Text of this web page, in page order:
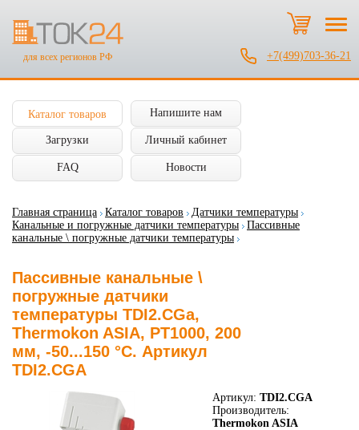
для всех регионов РФ +7(499)703-36-21
Каталог товаров Напишите нам
Загрузки Личный кабинет
FAQ Новости
Главная страница Каталог товаров
Датчики температуры
Канальные и погружные датчики температуры
Пассивные
канальные \ погружные датчики температуры
Пассивные канальные \
погружные датчики
температуры TDI2.CGa,
Thermokon ASIA, PT1000, 200
мм, -50...150 °C. Артикул
TDI2.CGA
Артикул: TDI2.CGA
Производитель:
Thermokon ASIA